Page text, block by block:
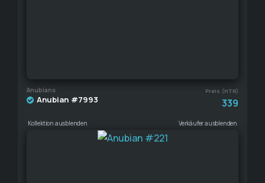
Anubians Preis (HTR)
Anubian #7993 339
Kollektion ausblenden Verkäufer ausblenden